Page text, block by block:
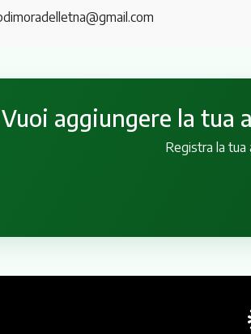
Vuoi aggiungere la tua
Registra la